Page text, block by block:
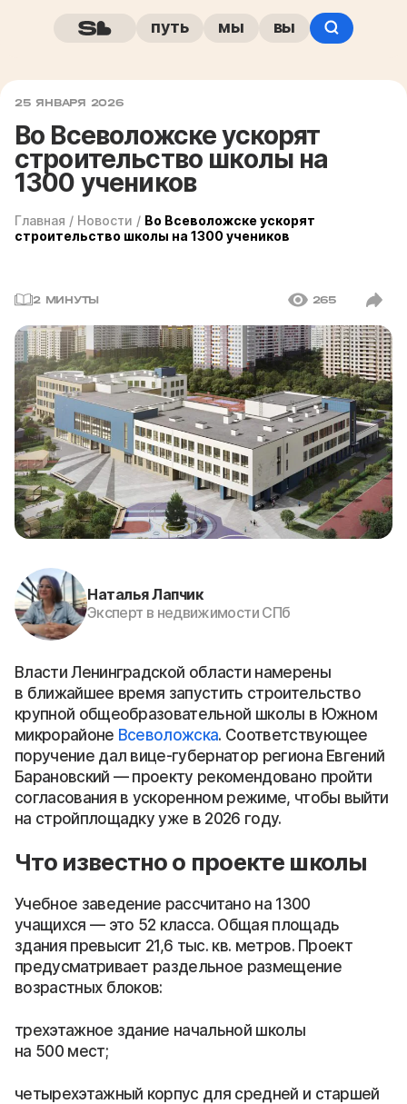
путь мы вы
25 ЯНВАРЯ 2026
Во Всеволожске ускорят
строительство школы на
1300 учеников
Главная / Новости / Во Всеволожске ускорят
строительство школы на 1300 учеников
2 МИНУТЫ 265
Наталья Лапчик
Эксперт в недвижимости СПб
Власти Ленинградской области намерены
в ближайшее время запустить строительство
крупной общеобразовательной школы в Южном
микрорайоне Всеволожска. Соответствующее
поручение дал вице-губернатор региона Евгений
Барановский — проекту рекомендовано пройти
согласования в ускоренном режиме, чтобы выйти
на стройплощадку уже в 2026 году.
Что известно о проекте школы
Учебное заведение рассчитано на 1300
учащихся — это 52 класса. Общая площадь
здания превысит 21,6 тыс. кв. метров. Проект
предусматривает раздельное размещение
возрастных блоков:
трехэтажное здание начальной школы
на 500 мест;
четырехэтажный корпус для средней и старшей